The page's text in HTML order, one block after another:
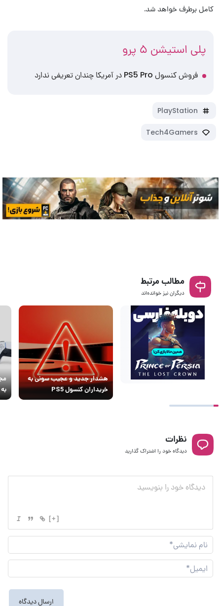
کامل برطرف خواهد شد.
پلی استیشن ۵ پرو
فروش کنسول PS5 Pro در آمریکا چندان تعریفی ندارد
PlayStation
Tech4Gamers
مطالب مرتبط
دیگران نیز خوانده‌اند
هشدار جدید و عجیب سونی به
خریداران کنسول PS5
به
نظرات
دیدگاه خود را اشتراک گذارید
[+]
نام